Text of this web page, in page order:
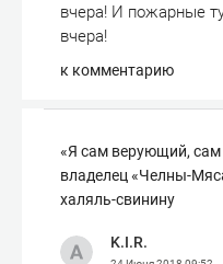
вчера! И пожарные
вчера!
к комментарию
«Я сам верующий, сам
владелец «Челны-
халяль-свинину
K.I.R.